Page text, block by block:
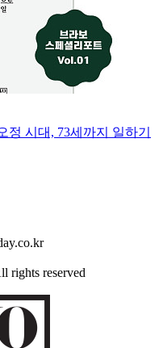
정 시대, 73세까지 일하기
rights reserved